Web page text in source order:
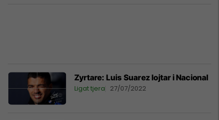
Zyrtare: Luis Suarez lojtar i Nacional
Ligat tjera 27/07/2022